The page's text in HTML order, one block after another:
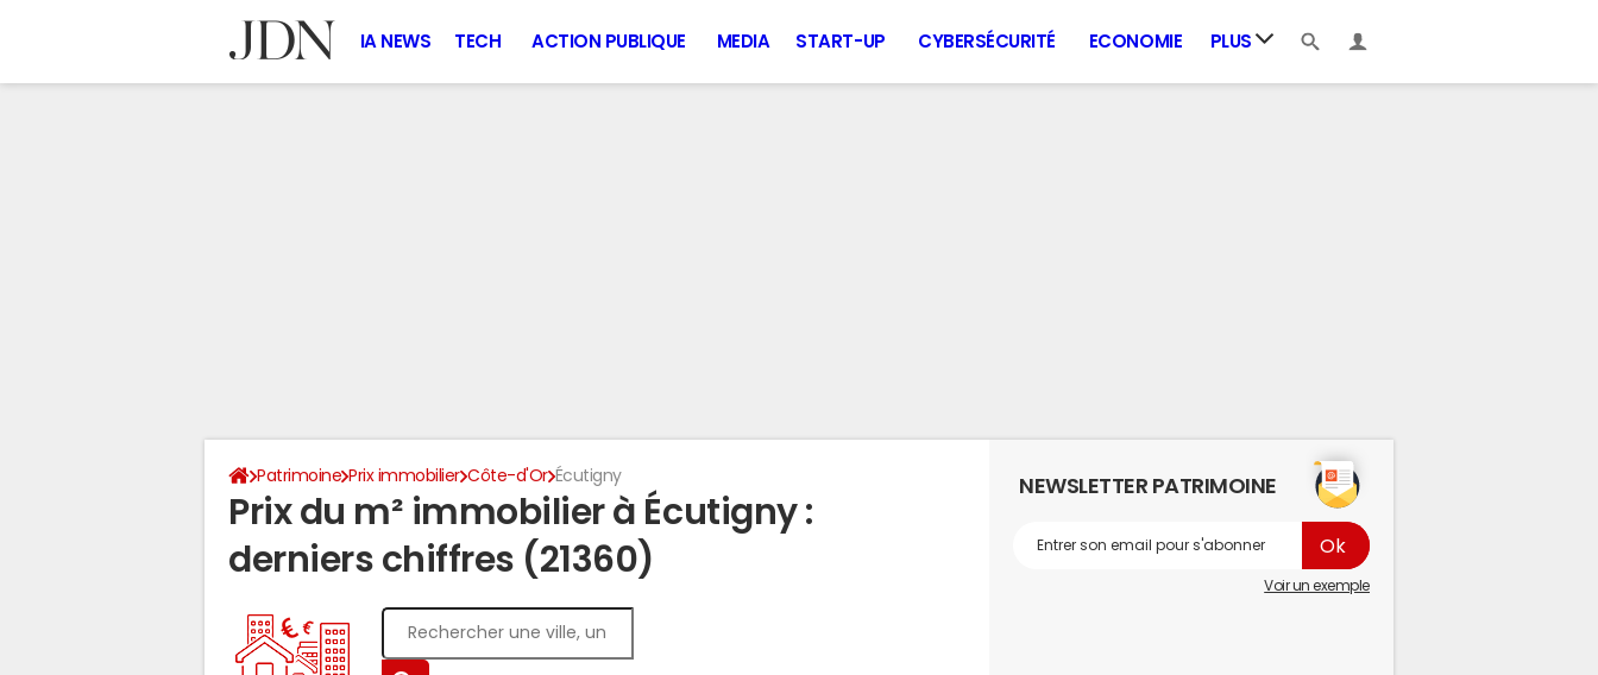
IA NEWS TECH ACTION PUBLIQUE MEDIA START-UP CYBERSÉCURITÉ ECONOMIE PLUS
Patrimoine Prix immobilier Côte-d'Or Écutigny
Prix du m² immobilier à Écutigny :
derniers chiffres (21360)
NEWSLETTER PATRIMOINE
Voir un exemple